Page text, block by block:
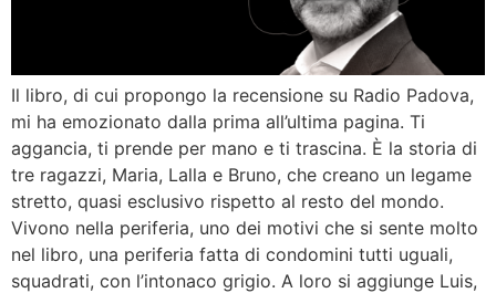
Il libro, di cui propongo la recensione su Radio Padova,
mi ha emozionato dalla prima all’ultima pagina. Ti
aggancia, ti prende per mano e ti trascina. È la storia di
tre ragazzi, Maria, Lalla e Bruno, che creano un legame
stretto, quasi esclusivo rispetto al resto del mondo.
Vivono nella periferia, uno dei motivi che si sente molto
nel libro, una periferia fatta di condomini tutti uguali,
squadrati, con l’intonaco grigio. A loro si aggiunge Luis,